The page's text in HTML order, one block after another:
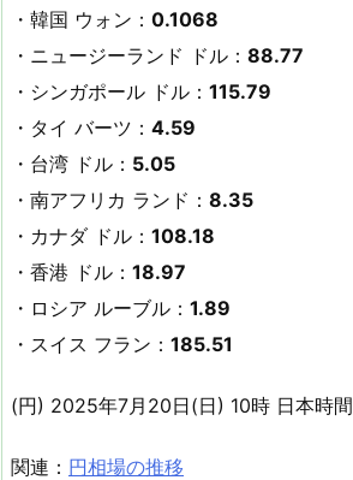
・韓国 ウォン： 0.1068
・ニュージーランド ドル： 88.77
・シンガポール ドル： 115.79
・タイ バーツ： 4.59
・台湾 ドル： 5.05
・南アフリカ ランド： 8.35
・カナダ ドル： 108.18
・香港 ドル： 18.97
・ロシア ルーブル： 1.89
・スイス フラン： 185.51
(円) 2025年7月20日(日) 10時 日本時間
関連： 円相場の推移